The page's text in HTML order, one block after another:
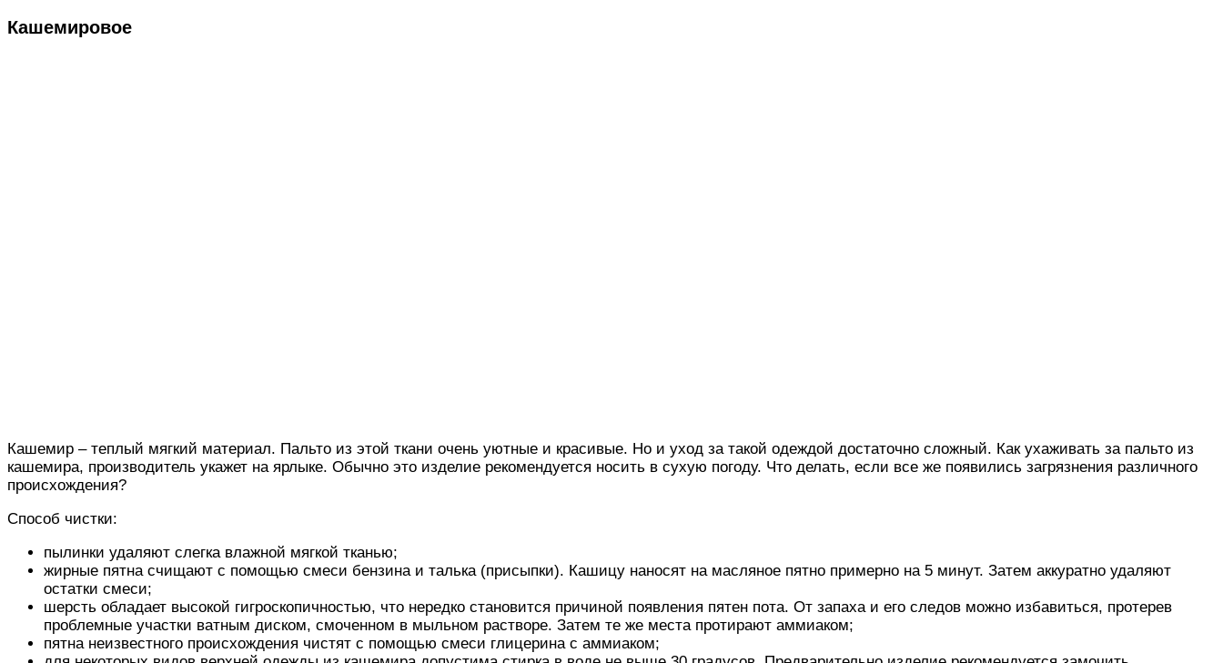
Кашемировое
Кашемир – теплый мягкий материал. Пальто из этой ткани очень уютные и красивые. Но и уход за такой одеждой достаточно сложный. Как ухаживать за пальто из
кашемира, производитель укажет на ярлыке. Обычно это изделие рекомендуется носить в сухую погоду. Что делать, если все же появились загрязнения различного
происхождения?
Способ чистки:
пылинки удаляют слегка влажной мягкой тканью;
жирные пятна счищают с помощью смеси бензина и талька (присыпки). Кашицу наносят на масляное пятно примерно на 5 минут. Затем аккуратно удаляют
остатки смеси;
шерсть обладает высокой гигроскопичностью, что нередко становится причиной появления пятен пота. От запаха и его следов можно избавиться, протерев
проблемные участки ватным диском, смоченном в мыльном растворе. Затем те же места протирают аммиаком;
пятна неизвестного происхождения чистят с помощью смеси глицерина с аммиаком;